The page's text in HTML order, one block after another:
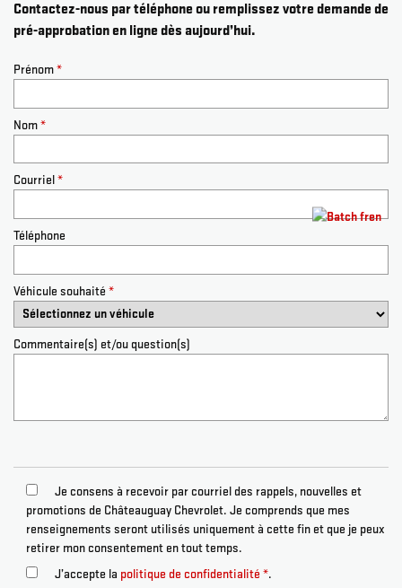
Contactez-nous par téléphone ou remplissez votre demande de
pré-approbation en ligne dès aujourd’hui.
Prénom*
Nom*
Courriel*
Téléphone
Véhicule souhaité *
Commentaire(s) et/ou question(s)
Je consens à recevoir par courriel des rappels, nouvelles et
promotions de Châteauguay Chevrolet. Je comprends que mes
renseignements seront utilisés uniquement à cette fin et que je peux
retirer mon consentement en tout temps.
J’accepte la politique de confidentialité *.